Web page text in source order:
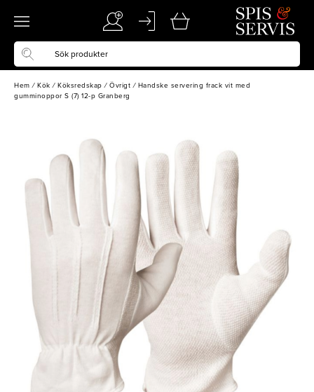
Hem / Kök / Köksredskap / Övrigt / Handske servering frack vit med
gumminoppor S (7) 12-p Granberg